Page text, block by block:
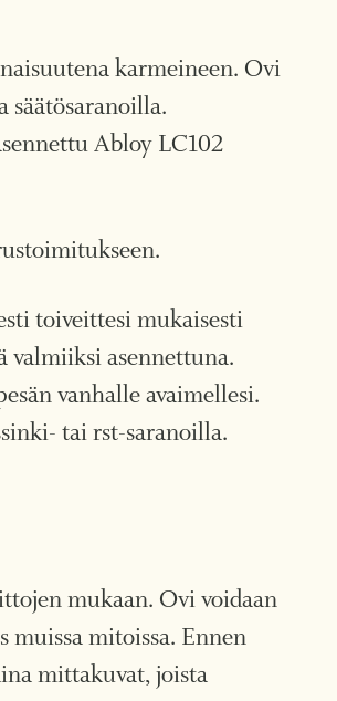
karmeineen. Ovi
Abloy LC102
toiveittesi mukaisesti
valmiiksi asennettuna.
vanhalle avaimellesi.
tai rst-saranoilla.
mukaan. Ovi voidaan
muissa mitoissa. Ennen
mittakuvat, joista